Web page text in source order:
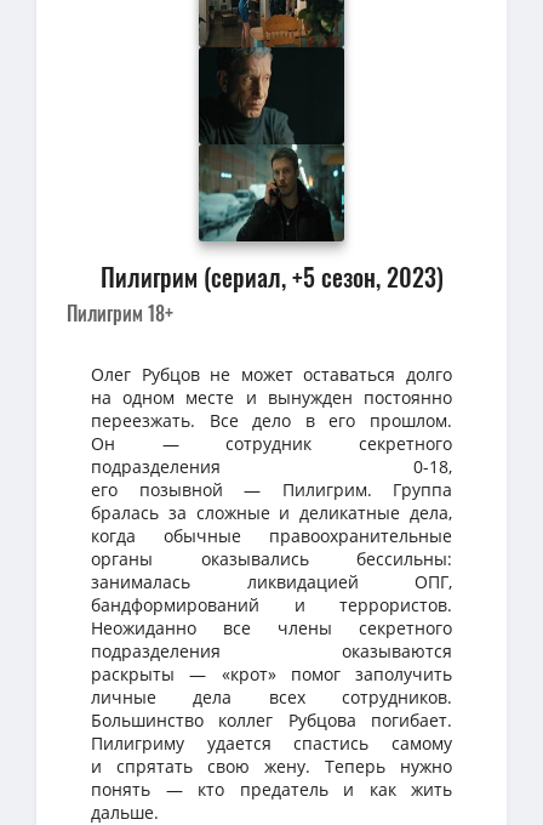
Пилигрим (сериал, +5 сезон, 2023)
Пилигрим 18+
Олег Рубцов не может оставаться долго
на одном месте и вынужден постоянно
переезжать. Все дело в его прошлом.
Он — сотрудник секретного
подразделения 0-18,
его позывной — Пилигрим. Группа
бралась за сложные и деликатные дела,
когда обычные правоохранительные
органы оказывались бессильны:
занималась ликвидацией ОПГ,
бандформирований и террористов.
Неожиданно все члены секретного
подразделения оказываются
раскрыты — «крот» помог заполучить
личные дела всех сотрудников.
Большинство коллег Рубцова погибает.
Пилигриму удается спастись самому
и спрятать свою жену. Теперь нужно
понять — кто предатель и как жить
дальше.